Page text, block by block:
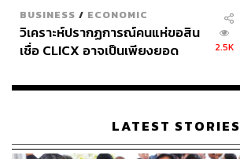
BUSINESS / ECONOMIC
วิเคราะห์ปรากฏการณ์คนแห่ขอสิน
เชื่อ CLICX อาจเป็นเพียงยอด
เรือนไทยที่ถูกซุกไว้
2.5K
LATEST STORIES